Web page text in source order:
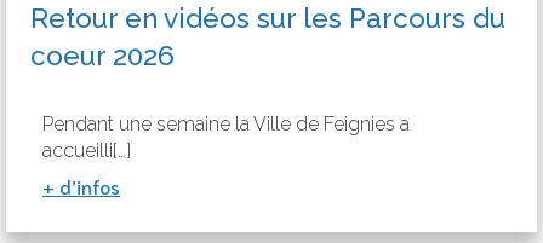
Retour en vidéos sur les Parcours du
coeur 2026
Pendant une semaine la Ville de Feignies a
accueilli[…]
+ d’infos